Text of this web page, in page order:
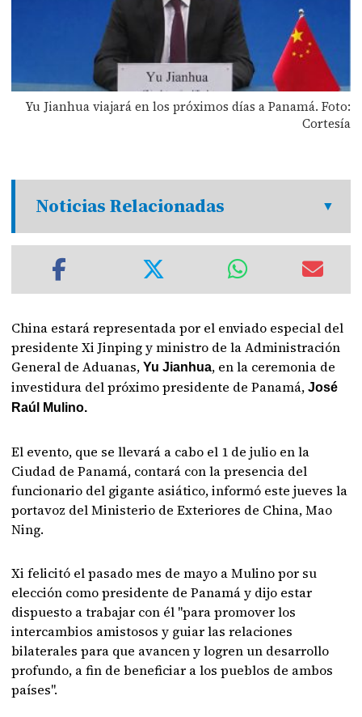
Yu Jianhua viajará en los próximos días a Panamá. Foto:
Cortesía
Noticias Relacionadas
China estará representada por el enviado especial del
presidente Xi Jinping y ministro de la Administración
General de Aduanas,Yu Jianhua, en la ceremonia de
investidura del próximo presidente de Panamá, José
Raúl Mulino.
El evento, que se llevará a cabo el 1 de julio en la
Ciudad de Panamá, contará con la presencia del
funcionario del gigante asiático, informó este jueves la
portavoz del Ministerio de Exteriores de China, Mao
Ning.
Xi felicitó el pasado mes de mayo a Mulino por su
elección como presidente de Panamá y dijo estar
dispuesto a trabajar con él "para promover los
intercambios amistosos y guiar las relaciones
bilaterales para que avancen y logren un desarrollo
profundo, a fin de beneficiar a los pueblos de ambos
países".